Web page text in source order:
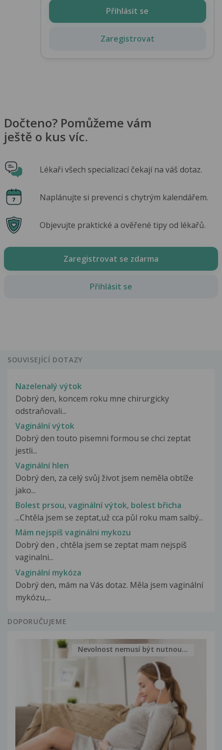
Přihlásit se
Zaregistrovat
Dočteno? Pomůžeme vám
ještě o kus víc.
Lékaři všech specializací čekají na váš dotaz.
Naplánujte si prevenci s chytrým kalendářem.
Objevujte praktické a ověřené tipy od lékařů.
Zaregistrovat se zdarma
Přihlásit se
SOUVISEJÍCÍ DOTAZY
Nazelenalý výtok
Dobrý den, koncem roku mne chirurgicky
odstraňovali...
Vaginální výtok
Dobrý den touto pisemni formou se chci zeptat
jestli...
Vaginální hlen
Dobrý den, za celý svůj život jsem neměla obtíže
jako...
Bolest prsou, vaginální výtok, bolest břicha
...Chtěla jsem se zeptat,už cca půl roku mam salbý...
Mám nejspíš vaginálni mykozu
Dobrý den , chtěla jsem se zeptat mam nejspiš
vaginalni...
Vaginální mykóza
Dobrý den, mám na Vás dotaz. Měla jsem vaginální
mykózu,...
DOPORUČUJEME
Nevolnost nemusí být nutnou...